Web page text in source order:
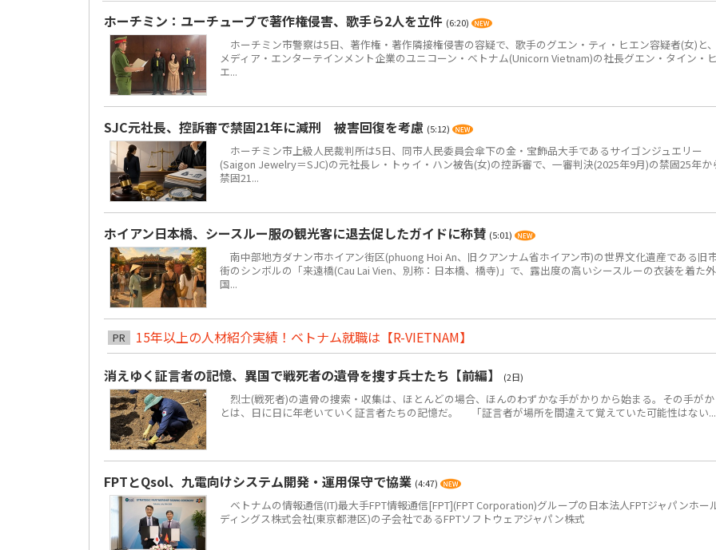
ホーチミン：ユーチューブで著作権侵害、歌手ら2人を立件 (6:20)
ホーチミン市警察は5日、著作権・著作隣接権侵害の容疑で、歌手のグエン・ティ・ヒエン容疑者(女)と
メディア・エンターテインメント企業のユニコーン・ベトナム(Unicorn Vietnam)の社長グエン・タイン・
エ...
SJC元社長、控訴審で禁固21年に減刑 被害回復を考慮 (5:12)
ホーチミン市上級人民裁判所は5日、同市人民委員会傘下の金・宝飾品大手であるサイゴンジュエリー
(Saigon Jewelry＝SJC)の元社長レ・トゥイ・ハン被告(女)の控訴審で、一審判決(2025年9月)の禁固25年か
禁固21...
ホイアン日本橋、シースルー服の観光客に退去促したガイドに称賛 (5:01)
南中部地方ダナン市ホイアン街区(phuong Hoi An、旧クアンナム省ホイアン市)の世界文化遺産である旧
街のシンボルの「来遠橋(Cau Lai Vien、別称：日本橋、橋寺)」で、露出度の高いシースルーの衣装を着た外
国...
PR
15年以上の人材紹介実績！ベトナム就職は【R-VIETNAM】
消えゆく証言者の記憶、異国で戦死者の遺骨を捜す兵士たち【前編】
(2日)
烈士(戦死者)の遺骨の捜索・収集は、ほとんどの場合、ほんのわずかな手がかりから始まる。その手が
とは、日に日に年老いていく証言者たちの記憶だ。 「証言者が場所を間違えて覚えていた可能性はない...
FPTとQsol、九電向けシステム開発・運用保守で協業 (4:47)
ベトナムの情報通信(IT)最大手FPT情報通信[FPT](FPT Corporation)グループの日本法人FPTジャパンホー
ディングス株式会社(東京都港区)の子会社であるFPTソフトウェアジャパン株式